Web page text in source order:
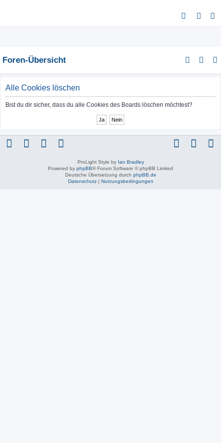
u
e
Foren-Übersicht
Alle Cookies löschen
Bist du dir sicher, dass du alle Cookies des Boards löschen möchtest?
ProLight Style by Ian Bradley
Powered by phpBB® Forum Software © phpBB Limited
Deutsche Übersetzung durch phpBB.de
Datenschutz| Nutzungsbedingungen